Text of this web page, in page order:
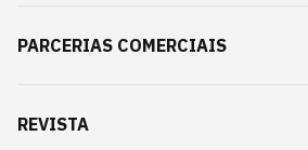
PARCERIAS COMERCIAIS
REVISTA